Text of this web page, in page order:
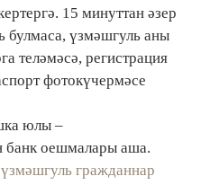
15 минуттан әзер
булмаса, үзмәшгуль аны
теләмәсә, регистрация
фотокүчермәсе
юлы –
банк оешмалары аша.
үзмәшгуль гражданнар